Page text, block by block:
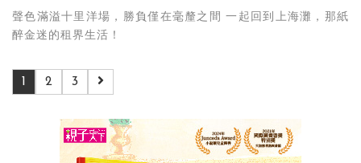
聲色滿溢十里洋場，勝負僅在毫釐之間 一起回到上海灘，那紙
醉金迷的租界生活！
1 2 3